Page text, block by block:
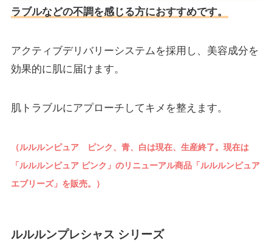
ラブルなどの不調を感じる方におすすめです。
アクティブデリバリーシステムを採用し、美容成分を
効果的に肌に届けます。
肌トラブルにアプローチしてキメを整えます。
（ルルルンピュア ピンク、青、白は現在、生産終了。現在は
「ルルルンピュア ピンク」のリニューアル商品「ルルルンピュア
エブリーズ」を販売。）
ルルルンプレシャス シリーズ